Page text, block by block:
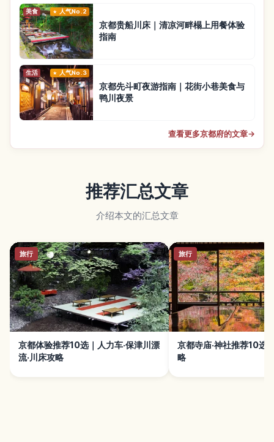
美食 人气No.2
京都贵船川床｜清凉河畔榻上用餐体验
指南
生活 人气No.3
京都先斗町夜游指南｜花街小巷美食与
鸭川夜景
查看更多京都府的文章→
推荐汇总文章
介绍本文的汇总文章
旅行
京都体验推荐10选｜人力车·保津川漂
流·川床攻略
旅行
京都寺庙·神社推荐10选
略